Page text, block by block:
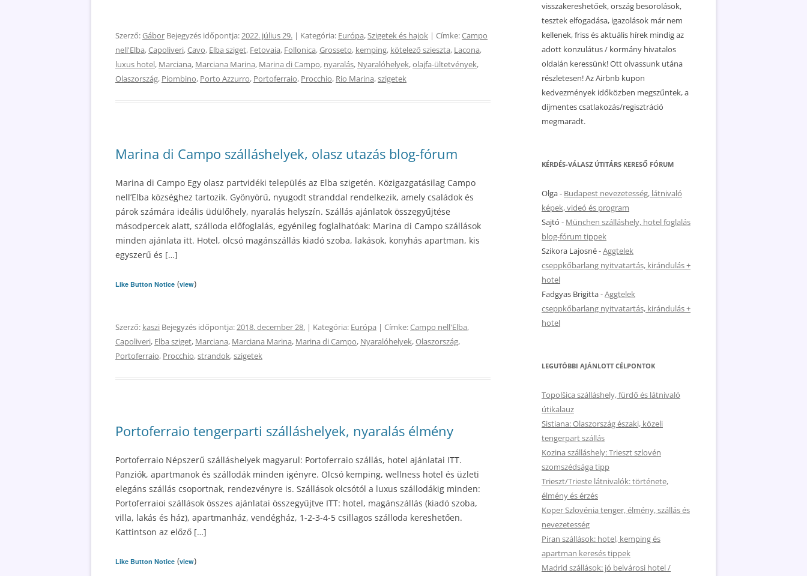
Szerző:Gábor Bejegyzés időpontja:2022. július 29. | Kategória: Európa,Szigetek és hajok | Címke:Campo
nell'Elba,Capoliveri,Cavo, Elba sziget, Fetovaia, Follonica,Grosseto, kemping, kötelező szieszta, Lacona,
luxus hotel, Marciana, Marciana Marina, Marina di Campo, nyaralás, Nyaralóhelyek,olajfa-ültetvények,
Olaszország, Piombino, Porto Azzurro, Portoferraio, Procchio, Rio Marina,szigetek
Marina di Campo szálláshelyek, olasz utazás blog-fórum
Marina di Campo Egy olasz partvidéki település az Elba szigetén. Közigazgatásilag Campo
nell’Elba községhez tartozik. Gyönyörű, nyugodt stranddal rendelkezik, amely családok és
párok számára ideális üdülőhely, nyaralás helyszín. Szállás ajánlatok összegyűjtése
másodpercek alatt, szálloda előfoglalás, egyénileg foglalhatóak: Marina di Campo szállások
minden ajánlata itt. Hotel, olcsó magánszállás kiadó szoba, lakások, konyhás apartman, kis
egyszerű és […]
Like Button Notice (view)
Szerző: kaszi Bejegyzés időpontja:2018. december 28. | Kategória: Európa | Címke:Campo nell'Elba,
Capoliveri, Elba sziget, Marciana, Marciana Marina, Marina di Campo, Nyaralóhelyek,Olaszország,
Portoferraio, Procchio,strandok,szigetek
Portoferraio tengerparti szálláshelyek, nyaralás élmény
Portoferraio Népszerű szálláshelyek magyarul: Portoferraio szállás, hotel ajánlatai ITT.
Panziók, apartmanok és szállodák minden igényre. Olcsó kemping, wellness hotel és üzleti
elegáns szállás csoportnak, rendezvényre is. Szállások olcsótól a luxus szállodákig minden:
Portoferraioi szállások összes ajánlatai összegyűjtve ITT: hotel, magánszállás (kiadó szoba,
villa, lakás és ház), apartmanház, vendégház, 1-2-3-4-5 csillagos szálloda kereshetően.
Kattintson az előző […]
Like Button Notice (view)
visszakereshetőek, ország besorolások,
tesztek elfogadása, igazolások már nem
kellenek, friss és aktuális hírek mindig az
adott konzulátus / kormány hivatalos
oldalán keressünk! Ott olvassunk utána
részletesen! Az Airbnb kupon
kedvezmények időközben megszűntek, a
díjmentes csatlakozás/regisztráció
megmaradt.
KÉRDÉS-VÁLASZ ÚTITÁRS KERESŐ FÓRUM
Olga- Budapest nevezetesség, látnivaló
képek, videó és program
Sajtó - München szálláshely, hotel foglalás
blog-fórum tippek
Szikora Lajosné-Aggtelek
cseppkőbarlang nyitvatartás, kirándulás +
hotel
Fadgyas Brigitta-Aggtelek
cseppkőbarlang nyitvatartás, kirándulás +
hotel
LEGUTÓBBI AJÁNLOTT CÉLPONTOK
Topolšica szálláshely, fürdő és látnivaló
útikalauz
Sistiana: Olaszország északi, közeli
tengerpart szállás
Kozina szálláshely: Trieszt szlovén
szomszédsága tipp
Trieszt/Trieste látnivalók: története,
élmény és érzés
Koper Szlovénia tenger, élmény, szállás és
nevezetesség
Piran szállások: hotel, kemping és
apartman keresés tippek
Madrid szállások: jó belvárosi hotel /